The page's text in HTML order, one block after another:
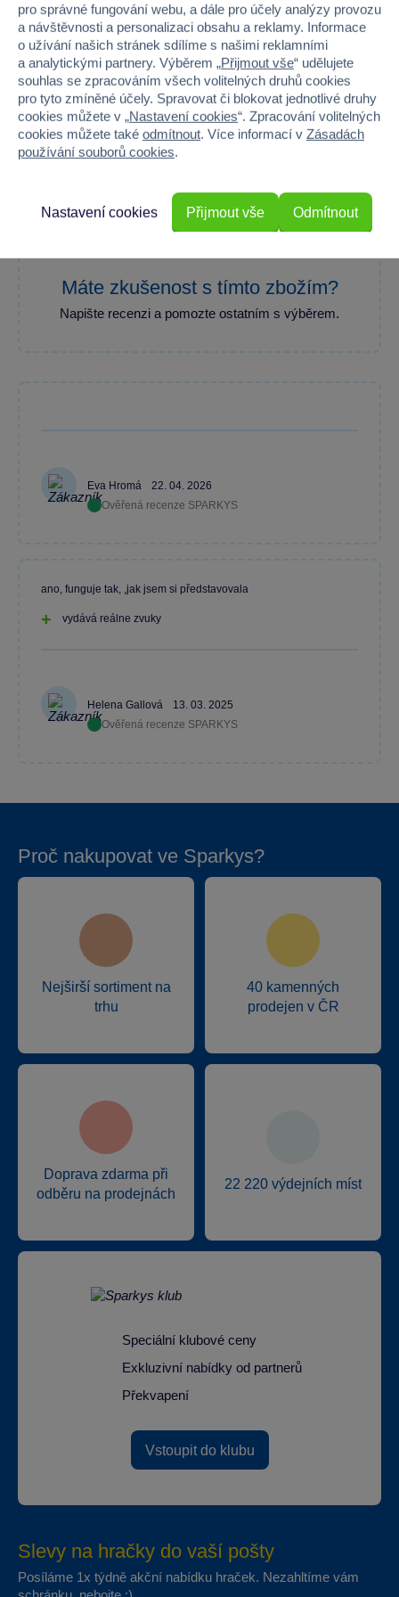
Baterie produktu - typ LR44/AG13 1,5V
100 %
100 % zákazníků doporučuje
Máte zkušenost s tímto zbožím?
Napište recenzi a pomozte ostatním s výběrem.
Eva Hromá
22. 04. 2026
Ověřená recenze SPARKYS
Helena Gallová
13. 03. 2025
Ověřená recenze SPARKYS
ano, funguje tak, ,jak jsem si představovala
vydává reálne zvuky
Proč nakupovat ve Sparkys?
Nejširší sortiment na
trhu
40 kamenných
prodejen v ČR
Doprava zdarma při
odběru na prodejnách
22 220 výdejních míst
Speciální klubové ceny
Exkluzivní nabídky od partnerů
Překvapení
Vstoupit do klubu
Slevy na hračky do vaší pošty
Posíláme 1x týdně akční nabídku hraček. Nezahltíme vám
pro správné fungování webu, a dále pro účely analýzy provozu
a návštěvnosti a personalizaci obsahu a reklamy. Informace
o užívání našich stránek sdílíme s našimi reklamními
a analytickými partnery. Výběrem „Přijmout vše“ udělujete
souhlas se zpracováním všech volitelných druhů cookies
pro tyto zmíněné účely. Spravovat či blokovat jednotlivé druhy
cookies můžete v „Nastavení cookies“. Zpracování volitelných
cookies můžete také odmítnout. Více informací v Zásadách
používání souborů cookies.
Odmítnout
Nastavení cookies Přijmout vše